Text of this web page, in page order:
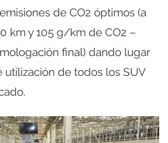
de CO2 óptimos (a
km y 105 g/km de CO2 –
final) dando lugar
utilización de todos los SUV